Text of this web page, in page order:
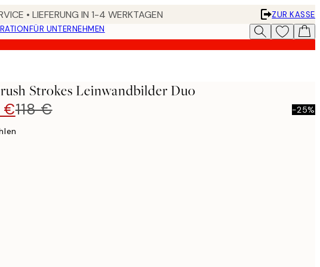
• LIEFERUNG IN 1-4 WERKTAGEN
ZUR KASSE
FÜR UNTERNEHMEN
Strokes Leinwandbilder Duo
€118 € -25%